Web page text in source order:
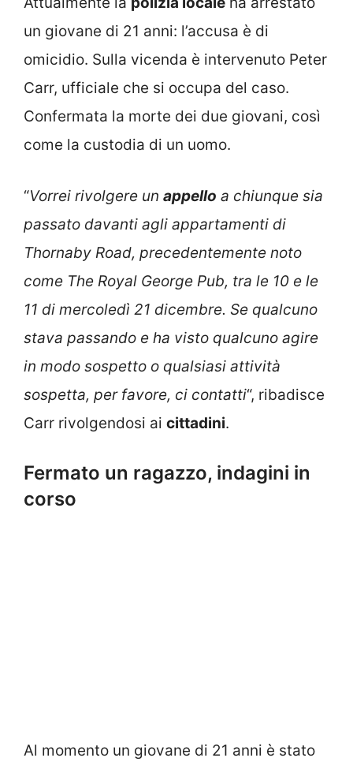
un giovane di 21 anni: l’accusa è di
omicidio. Sulla vicenda è intervenuto Peter
Carr, ufficiale che si occupa del caso.
Confermata la morte dei due giovani, così
come la custodia di un uomo.
“Vorrei rivolgere un appello a chiunque sia
passato davanti agli appartamenti di
Thornaby Road, precedentemente noto
come The Royal George Pub, tra le 10 e le
11 di mercoledì 21 dicembre. Se qualcuno
stava passando e ha visto qualcuno agire
in modo sospetto o qualsiasi attività
sospetta, per favore, ci contatti“, ribadisce
Carr rivolgendosi ai cittadini.
Fermato un ragazzo, indagini in
corso
Al momento un giovane di 21 anni è stato